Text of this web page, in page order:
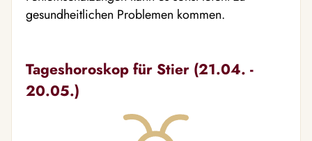
gesundheitlichen Problemen kommen.
Tageshoroskop für Stier (21.04. -
20.05.)